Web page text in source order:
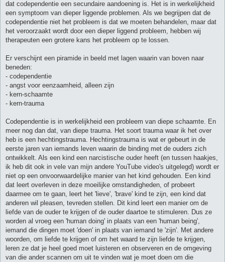
dat codependentie een secundaire aandoening is. Het is in werkelijkheid
een symptoom van dieper liggende problemen. Als we begrijpen dat de
codependentie niet het probleem is dat we moeten behandelen, maar dat
het veroorzaakt wordt door een dieper liggend probleem, hebben wij
therapeuten een grotere kans het probleem op te lossen.
Er verschijnt een piramide in beeld met lagen waarin van boven naar
beneden:
- codependentie
- angst voor eenzaamheid, alleen zijn
- kern-schaamte
- kern-trauma
Codependentie is in werkelijkheid een probleem van diepe schaamte. En
meer nog dan dat, van diepe trauma. Het soort trauma waar ik het over
heb is een hechtingstrauma. Hechtingstrauma is wat er gebeurt in de
eerste jaren van iemands leven waarin de binding met de ouders zich
ontwikkelt. Als een kind een narcistische ouder heeft (en tussen haakjes,
ik heb dit ook in vele van mijn andere YouTube video's uitgelegd) wordt er
niet op een onvoorwaardelijke manier van het kind gehouden. Een kind
dat leert overleven in deze moeilijke omstandigheden, of probeert
daarmee om te gaan, leert het 'lieve', 'brave' kind te zijn, een kind dat
anderen wil pleasen, tevreden stellen. Dit kind leert een manier om de
liefde van de ouder te krijgen of de ouder daartoe te stimuleren. Dus ze
worden al vroeg een 'human doing' in plaats van een 'human being',
iemand die dingen moet 'doen' in plaats van iemand te 'zijn'. Met andere
woorden, om liefde te krijgen of om het waard te zijn liefde te krijgen,
leren ze dat je heel goed moet luisteren en observeren en de omgeving
van die ander scannen om uit te vinden wat je moet doen om die